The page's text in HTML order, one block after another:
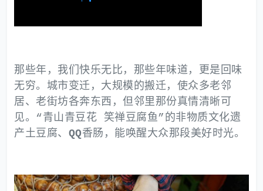
那些年，我们快乐无比，那些年味道，更是回味
无穷。城市变迁，大规模的搬迁，使众多老邻
居、老街坊各奔东西，但邻里那份真情清晰可
见。“青山青豆花 笑禅豆腐鱼”的非物质文化遗
产土豆腐、 QQ香肠，能唤醒大众那段美好时光。